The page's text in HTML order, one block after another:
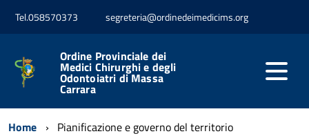
Tel.058570373 segreteria@ordinedeimedicims.org
Ordine Provinciale dei
Medici Chirurghi e degli
Odontoiatri di Massa
Carrara
Home Pianificazione e governo del territorio